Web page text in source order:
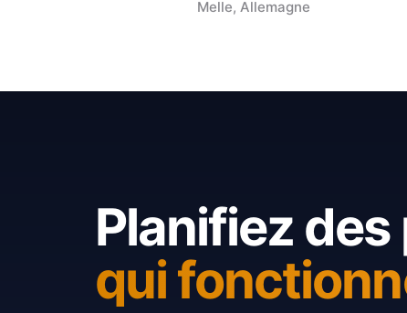
Melle, Allemagne
Planifiez
qui